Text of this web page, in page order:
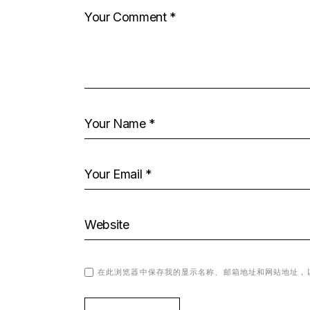
在此浏览器中保存我的显示名称、邮箱地址和网站地址，